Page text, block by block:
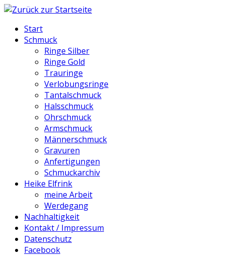
Start
Schmuck
Ringe Silber
Ringe Gold
Trauringe
Verlobungsringe
Tantalschmuck
Halsschmuck
Ohrschmuck
Armschmuck
Männerschmuck
Gravuren
Anfertigungen
Schmuckarchiv
Heike Elfrink
meine Arbeit
Werdegang
Nachhaltigkeit
Kontakt / Impressum
Datenschutz
Facebook